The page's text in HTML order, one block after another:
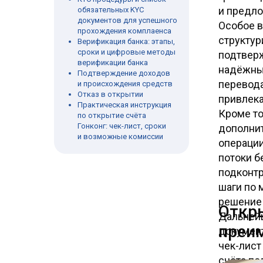
обязательных KYC
документов для успешного
прохождения комплаенса
Верификация банка: этапы,
сроки и цифровые методы
верификации банка
Подтверждение доходов
и происхождения средств
Отказ в открытии
Практическая инструкция
по открытие счёта
Гонконг: чек-лист, сроки
и возможные комиссии
и
Особое
Кроме
потоки
шаги по
решение
чек-
счёта